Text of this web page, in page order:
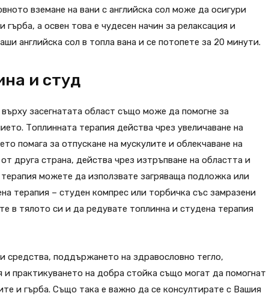
вземане на вани с английска сол може да осигури
гърба, а освен това е чудесен начин за релаксация и
английска сол в топла вана и се потопете за 20 минути.
и студ
засегнатата област също може да помогне за
Топлинната терапия действа чрез увеличаване на
помага за отпускане на мускулите и облекчаване на
друга страна, действа чрез изтръпване на областта и
можете да използвате загряваща подложка или
терапия – студен компрес или торбичка със замразени
в тялото си и да редувате топлинна и студена терапия
средства, поддържането на здравословно тегло,
практикуването на добра стойка също могат да помогнат
и гърба. Също така е важно да се консултирате с Вашия